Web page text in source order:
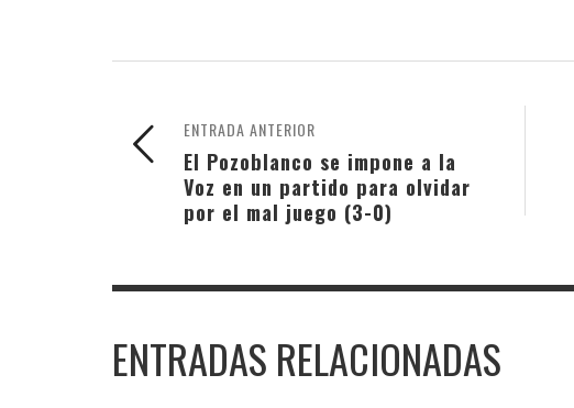
ENTRADA ANTERIOR
El Pozoblanco se impone a la
Voz en un partido para olvidar
por el mal juego (3-0)
ENTRADAS RELACIONADAS